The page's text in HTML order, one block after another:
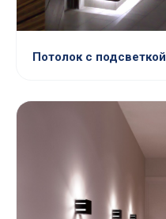
Потолок с подсветкой